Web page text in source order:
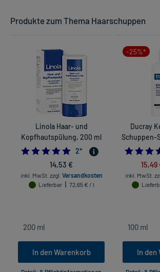
Produkte zum Thema Haarschuppen
Linola Haar- und
Kopfhautspülung, 200 ml
5.0
2*
14,53 €
inkl. MwSt. zzgl. Versandkosten
Lieferbar
72,65 € / l
In den Warenkorb
-25%*
Ducray
Schuppen-
15,49
inkl. MwSt.
In den